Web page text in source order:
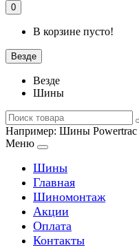
0
В корзине пусто!
Везде
Везде
Шины
Например: Шины Powertrac
Меню
Шины
Главная
Шиномонтаж
Акции
Оплата
Контакты